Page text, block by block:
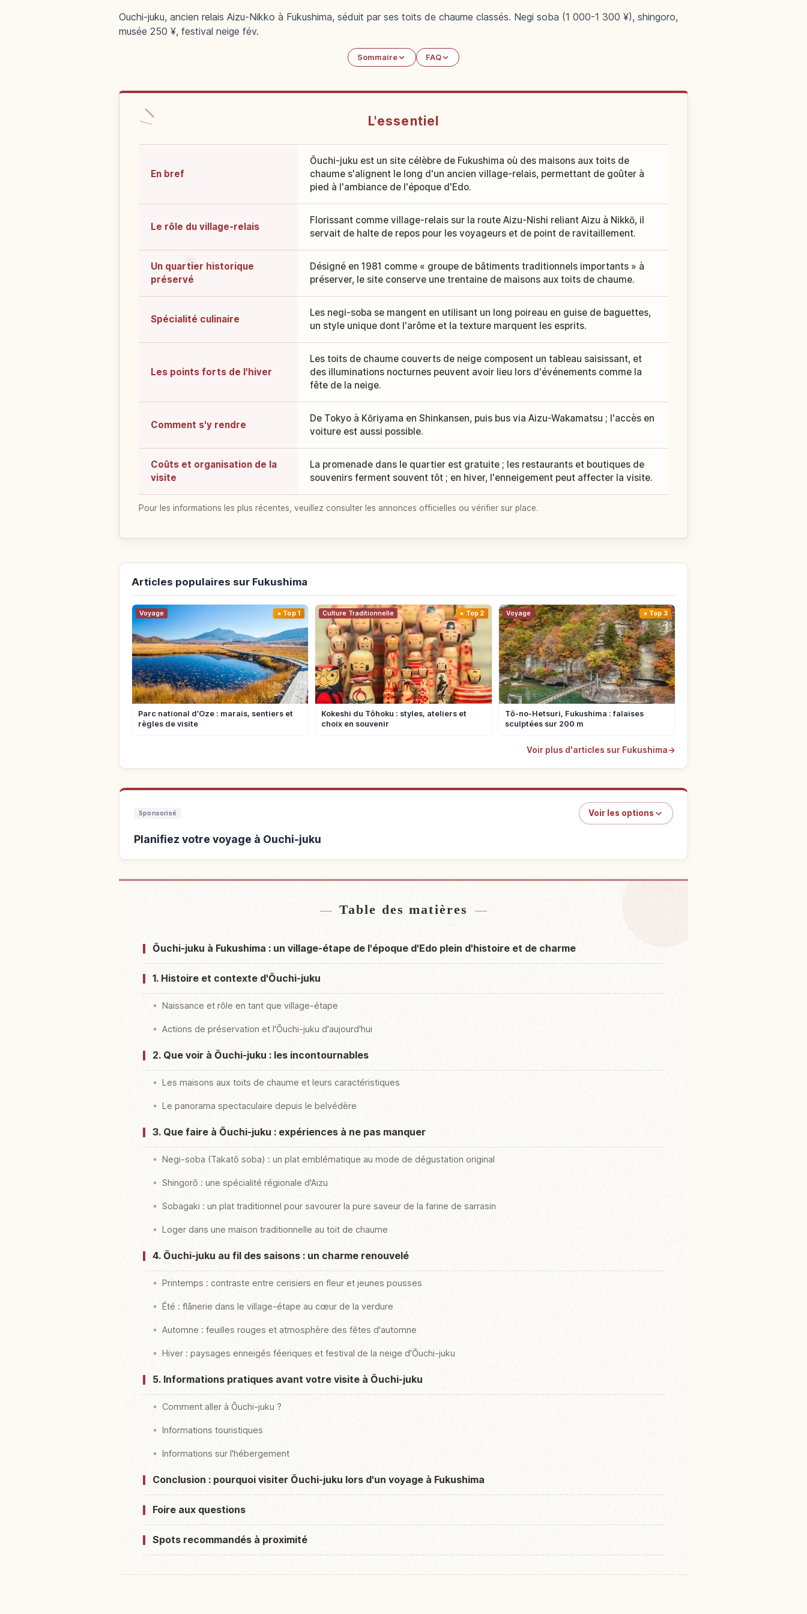
Ouchi-juku, ancien relais Aizu-Nikko à Fukushima, séduit par ses toits de chaume classés. Negi soba (1 000-1 300 ¥), shingoro,
musée 250 ¥, festival neige fév.
Sommaire FAQ
L'essentiel
En bref
Ōuchi-juku est un site célèbre de Fukushima où des maisons aux toits de
chaume s'alignent le long d'un ancien village-relais, permettant de goûter à
pied à l'ambiance de l'époque d'Edo.
Le rôle du village-relais
Florissant comme village-relais sur la route Aizu-Nishi reliant Aizu à Nikkō, il
servait de halte de repos pour les voyageurs et de point de ravitaillement.
Un quartier historique
préservé
Désigné en 1981 comme « groupe de bâtiments traditionnels importants » à
préserver, le site conserve une trentaine de maisons aux toits de chaume.
Spécialité culinaire
Les negi-soba se mangent en utilisant un long poireau en guise de baguettes,
un style unique dont l'arôme et la texture marquent les esprits.
Les points forts de l'hiver
Les toits de chaume couverts de neige composent un tableau saisissant, et
des illuminations nocturnes peuvent avoir lieu lors d'événements comme la
fête de la neige.
Comment s'y rendre
De Tokyo à Kōriyama en Shinkansen, puis bus via Aizu-Wakamatsu ; l'accès en
voiture est aussi possible.
Coûts et organisation de la
visite
La promenade dans le quartier est gratuite ; les restaurants et boutiques de
souvenirs ferment souvent tôt ; en hiver, l'enneigement peut affecter la visite.
Pour les informations les plus récentes, veuillez consulter les annonces officielles ou vérifier sur place.
Articles populaires sur Fukushima
Voyage Top 1
Parc national d’Oze : marais, sentiers et
règles de visite
Culture Traditionnelle Top 2
Kokeshi du Tōhoku : styles, ateliers et
choix en souvenir
Voyage Top 3
Tō-no-Hetsuri, Fukushima : falaises
sculptées sur 200 m
Voir plus d'articles sur Fukushima→
Sponsorisé Voir les options
Planifiez votre voyage à Ouchi-juku
Table des matières
Ōuchi-juku à Fukushima : un village-étape de l'époque d'Edo plein d'histoire et de charme
1. Histoire et contexte d'Ōuchi-juku
Naissance et rôle en tant que village-étape
Actions de préservation et l'Ōuchi-juku d'aujourd'hui
2. Que voir à Ōuchi-juku : les incontournables
Les maisons aux toits de chaume et leurs caractéristiques
Le panorama spectaculaire depuis le belvédère
3. Que faire à Ōuchi-juku : expériences à ne pas manquer
Negi-soba (Takatō soba) : un plat emblématique au mode de dégustation original
Shingorō : une spécialité régionale d'Aizu
Sobagaki : un plat traditionnel pour savourer la pure saveur de la farine de sarrasin
Loger dans une maison traditionnelle au toit de chaume
4. Ōuchi-juku au fil des saisons : un charme renouvelé
Printemps : contraste entre cerisiers en fleur et jeunes pousses
Été : flânerie dans le village-étape au cœur de la verdure
Automne : feuilles rouges et atmosphère des fêtes d'automne
Hiver : paysages enneigés féeriques et festival de la neige d'Ōuchi-juku
5. Informations pratiques avant votre visite à Ōuchi-juku
Comment aller à Ōuchi-juku ?
Informations touristiques
Informations sur l'hébergement
Conclusion : pourquoi visiter Ōuchi-juku lors d'un voyage à Fukushima
Foire aux questions
Spots recommandés à proximité